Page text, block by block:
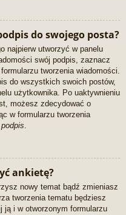
do swojego posta?
najpierw utworzyć w panelu
swój podpis, zaznacz
tworzenia wiadomości.
do wszystkich swoich postów,
użytkownika. Po uaktywnieniu
możesz zdecydować o
w formularzu tworzenia
podpis.
ankietę?
nowy temat bądź zmieniasz
tworzenia tematu będziesz
ją i w otworzonym formularzu